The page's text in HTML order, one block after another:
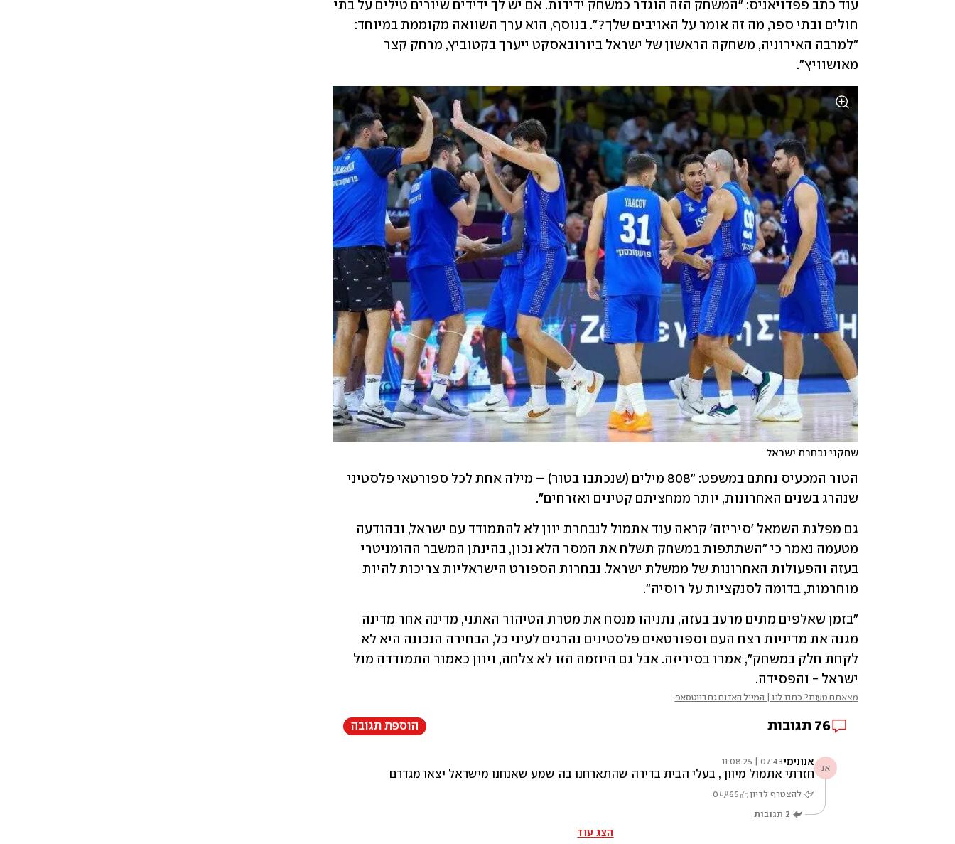
מאושוויץ".
שחקני נבחרת ישראל
שנהרג בשנים האחרונות, יותר ממחציתם קטינים ואזרחים".
מוחרמות, בדומה לסנקציות על רוסיה".
ישראל - והפסידה.
מצאתם טעות? כתבו לנו | המייל האדום גם בווטסאפ
76 תגובות הוספת תגובה
אנ אנונימי07:43 | 11.08.25
חזרתי אתמול מיוון , בעלי הבית בדירה שהתארחנו בה שמע שאנחנו מישראל יצאו מגדרם לארח אותנו , ובעיקר מבינים מה באמת קורה אצלנו , לטענתם מדובר בקומץ של 3% קומוניסטים אנרכיסטים
להצטרף לדיון 65
0
2 תגובות
הצג עוד